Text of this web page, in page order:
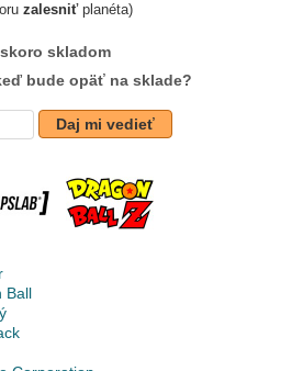
zalesniťplanéta)
skladom
bude opäť na sklade?
Daj mi vedieť
Ball